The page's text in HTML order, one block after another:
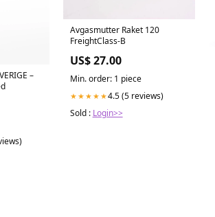
–
Avgasmutter Raket 120
FreightClass-B
US$ 27.00
Min. order: 1 piece
★★★★★4.5 (5 reviews)
Sold : Login>>